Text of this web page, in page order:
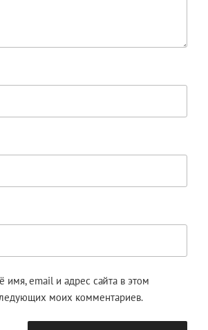
имя, email и адрес сайта в этом
моих комментариев.